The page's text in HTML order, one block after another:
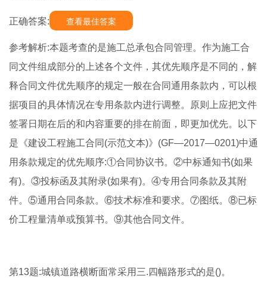
正确答案: 查看最佳答案
参考解析:本题考查的是施工总承包合同管理。作为施工合
同文件组成部分的上述各个文件，其优先顺序是不同的，解
释合同文件优先顺序的规定一般在合同通用条款内，可以根
据项目的具体情况在专用条款内进行调整。原则上应把文件
签署日期在后的和内容重要的排在前面，即更加优先。以下
是《建设工程施工合同(示范文本)》(GF—2017—0201)中通
用条款规定的优先顺序:①合同协议书。②中标通知书(如果
有)。③投标函及其附录(如果有)。④专用合同条款及其附
件。⑤通用合同条款。⑥技术标准和要求。⑦图纸。⑧已标
价工程量清单或预算书。⑨其他合同文件。
第13题:城镇道路横断面常采用三.四幅路形式的是()。